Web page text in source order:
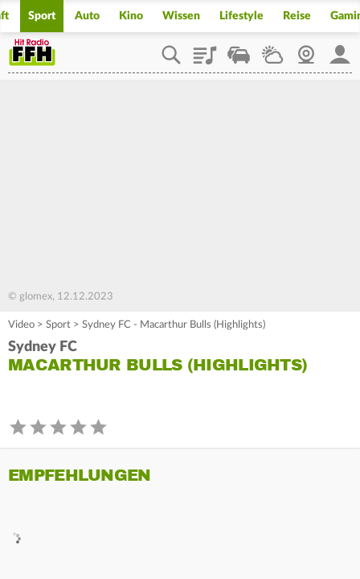
Sport Auto Kino Wissen Lifestyle Reise
PlaylistStaupilotWetterWebcam
© glomex, 12.12.2023
Video > Sport > Sydney FC - Macarthur Bulls (Highlights)
Sydney FC
MACARTHUR BULLS (HIGHLIGHTS)
EMPFEHLUNGEN